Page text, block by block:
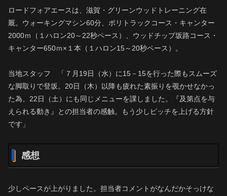
ロードフォアエースは、滋賀・グリーンウッドトレーニング在
厩。ウォーキングマシン60分、ポリトラックコース・キャンター
2000ｍ（１ハロン20～22秒ペース）、ウッドチップ坂路コース・
キャンター650ｍ×１本（１ハロン15～20秒ペース）。
当地スタッフ 「７月19日（水）に15－15を行った際もスムーズ
な脚取りで登坂。20日（木）以降も疲れた素振りを覗かせなかっ
た為、22日（土）にも同じメニューを課しました。『及第点を与
えられる動き』との担当者の感触。もう少しピッチを上げる方針
です」
感想
少しペースが上がりました。担当者コメントがなんだかそっけな